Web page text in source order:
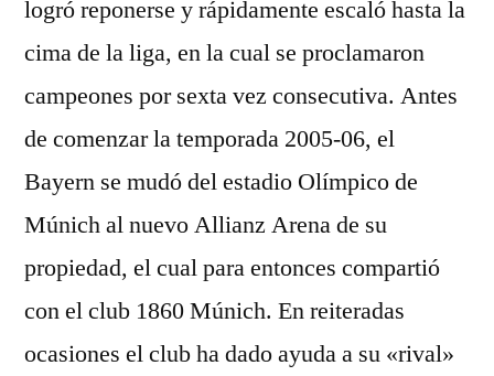
logró reponerse y rápidamente escaló hasta la
cima de la liga, en la cual se proclamaron
campeones por sexta vez consecutiva. Antes
de comenzar la temporada 2005-06, el
Bayern se mudó del estadio Olímpico de
Múnich al nuevo Allianz Arena de su
propiedad, el cual para entonces compartió
con el club 1860 Múnich. En reiteradas
ocasiones el club ha dado ayuda a su «rival»